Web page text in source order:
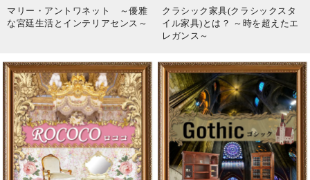
マリー・アントワネット ～優雅
な宮廷生活とインテリアセンス～
クラシック家具(クラシックスタ
イル家具)とは？ ～時を超えたエ
レガンス～